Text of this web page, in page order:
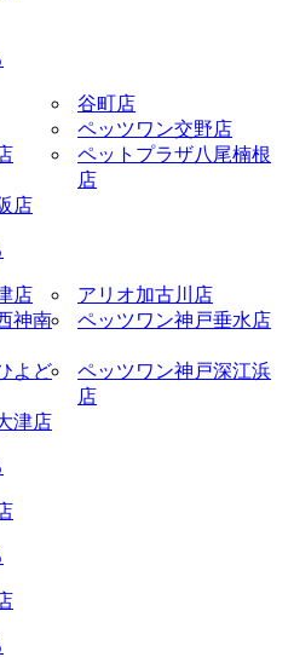
谷町店
ペッツワン交野店
ペットプラザ八尾楠根
店
店
店
アリオ加古川店
神南
ペッツワン神戸垂水店
よど
ペッツワン神戸深江浜
店
津店